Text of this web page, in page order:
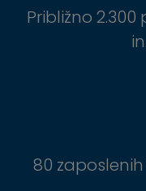
Približno
80